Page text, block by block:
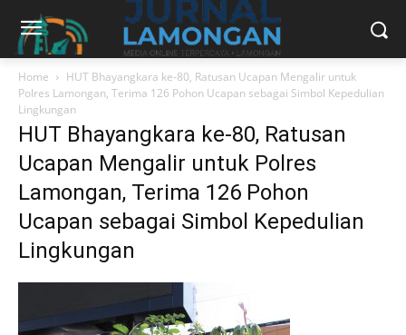
Home
HUT Bhayangkara ke-80, Ratusan Ucapan Mengalir untuk
Polres Lamongan, Terima 126 Pohon Ucapan sebagai Simbol Kepedulian
Lingkungan
HUT Bhayangkara ke-80, Ratusan
Ucapan Mengalir untuk Polres
Lamongan, Terima 126 Pohon
Ucapan sebagai Simbol Kepedulian
Lingkungan